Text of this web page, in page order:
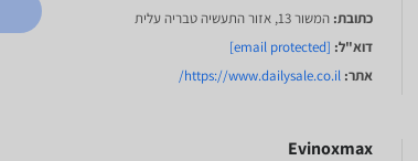
כתובת: המשור 13, אזור התעשיה טבריה עלית
דוא"ל: [email protected]
אתר: https://www.dailysale.co.il/
Evinoxmax